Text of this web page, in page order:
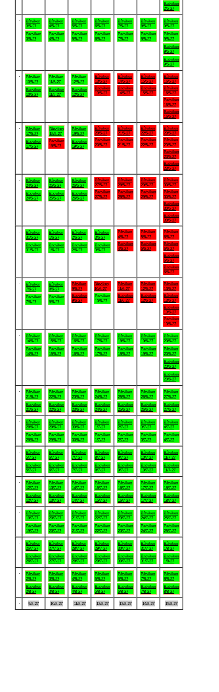
Badviken
2/5-27
Båtviken
3/5-27
Badviken
3/5-27
Båtviken
4/5-27
Badviken
4/5-27
Båtviken
5/5-27
Badviken
5/5-27
Båtviken
6/5-27
Badviken
6/5-27
Båtviken
7/5-27
Badviken
7/5-27
Båtviken
8/5-27
Badviken
8/5-27
Båtviken
9/5-27
Båtviken
9/5-27
Badviken
9/5-27
Badviken
9/5-27
Båtviken
10/5-27
Badviken
10/5-27
Båtviken
11/5-27
Badviken
11/5-27
Båtviken
12/5-27
Badviken
12/5-27
Båtviken
13/5-27
Badviken
13/5-27
Båtviken
14/5-27
Badviken
14/5-27
Båtviken
15/5-27
Badviken
15/5-27
Båtviken
16/5-27
Båtviken
16/5-27
Badviken
16/5-27
Badviken
16/5-27
Båtviken
17/5-27
Badviken
17/5-27
Båtviken
18/5-27
Badviken
18/5-27
Båtviken
19/5-27
Badviken
19/5-27
Båtviken
20/5-27
Badviken
20/5-27
Båtviken
21/5-27
Badviken
21/5-27
Båtviken
22/5-27
Badviken
22/5-27
Båtviken
23/5-27
Båtviken
23/5-27
Badviken
23/5-27
Badviken
23/5-27
Båtviken
24/5-27
Badviken
24/5-27
Båtviken
25/5-27
Badviken
25/5-27
Båtviken
26/5-27
Badviken
26/5-27
Båtviken
27/5-27
Badviken
27/5-27
Båtviken
28/5-27
Badviken
28/5-27
Båtviken
29/5-27
Badviken
29/5-27
Båtviken
30/5-27
Båtviken
30/5-27
Badviken
30/5-27
Badviken
30/5-27
Båtviken
31/5-27
Badviken
31/5-27
Båtviken
1/6-27
Badviken
1/6-27
Båtviken
2/6-27
Badviken
2/6-27
Båtviken
3/6-27
Badviken
3/6-27
Båtviken
4/6-27
Badviken
4/6-27
Båtviken
5/6-27
Badviken
5/6-27
Båtviken
6/6-27
Båtviken
6/6-27
Badviken
6/6-27
Badviken
6/6-27
Båtviken
7/6-27
Badviken
7/6-27
Båtviken
8/6-27
Badviken
8/6-27
Båtviken
9/6-27
Badviken
9/6-27
Båtviken
10/6-27
Badviken
10/6-27
Båtviken
11/6-27
Badviken
11/6-27
Båtviken
12/6-27
Badviken
12/6-27
Båtviken
13/6-27
Båtviken
13/6-27
Badviken
13/6-27
Badviken
13/6-27
Båtviken
14/6-27
Badviken
14/6-27
Båtviken
15/6-27
Badviken
15/6-27
Båtviken
16/6-27
Badviken
16/6-27
Båtviken
17/6-27
Badviken
17/6-27
Båtviken
18/6-27
Badviken
18/6-27
Båtviken
19/6-27
Badviken
19/6-27
Båtviken
20/6-27
Båtviken
20/6-27
Badviken
20/6-27
Badviken
20/6-27
Båtviken
21/6-27
Badviken
21/6-27
Båtviken
22/6-27
Badviken
22/6-27
Båtviken
23/6-27
Badviken
23/6-27
Båtviken
24/6-27
Badviken
24/6-27
Båtviken
25/6-27
Badviken
25/6-27
Båtviken
26/6-27
Badviken
26/6-27
Båtviken
27/6-27
Badviken
27/6-27
Båtviken
28/6-27
Badviken
28/6-27
Båtviken
29/6-27
Badviken
29/6-27
Båtviken
30/6-27
Badviken
30/6-27
Båtviken
1/7-27
Badviken
1/7-27
Båtviken
2/7-27
Badviken
2/7-27
Båtviken
3/7-27
Badviken
3/7-27
Båtviken
4/7-27
Badviken
4/7-27
Båtviken
5/7-27
Badviken
5/7-27
Båtviken
6/7-27
Badviken
6/7-27
Båtviken
7/7-27
Badviken
7/7-27
Båtviken
8/7-27
Badviken
8/7-27
Båtviken
9/7-27
Badviken
9/7-27
Båtviken
10/7-27
Badviken
10/7-27
Båtviken
11/7-27
Badviken
11/7-27
Båtviken
12/7-27
Badviken
12/7-27
Båtviken
13/7-27
Badviken
13/7-27
Båtviken
14/7-27
Badviken
14/7-27
Båtviken
15/7-27
Badviken
15/7-27
Båtviken
16/7-27
Badviken
16/7-27
Båtviken
17/7-27
Badviken
17/7-27
Båtviken
18/7-27
Badviken
18/7-27
Båtviken
19/7-27
Badviken
19/7-27
Båtviken
20/7-27
Badviken
20/7-27
Båtviken
21/7-27
Badviken
21/7-27
Båtviken
22/7-27
Badviken
22/7-27
Båtviken
23/7-27
Badviken
23/7-27
Båtviken
24/7-27
Badviken
24/7-27
Båtviken
25/7-27
Badviken
25/7-27
Båtviken
26/7-27
Badviken
26/7-27
Båtviken
27/7-27
Badviken
27/7-27
Båtviken
28/7-27
Badviken
28/7-27
Båtviken
29/7-27
Badviken
29/7-27
Båtviken
30/7-27
Badviken
30/7-27
Båtviken
31/7-27
Badviken
31/7-27
Båtviken
1/8-27
Badviken
1/8-27
Båtviken
2/8-27
Badviken
2/8-27
Båtviken
3/8-27
Badviken
3/8-27
Båtviken
4/8-27
Badviken
4/8-27
Båtviken
5/8-27
Badviken
5/8-27
Båtviken
6/8-27
Badviken
6/8-27
Båtviken
7/8-27
Badviken
7/8-27
Båtviken
8/8-27
Badviken
8/8-27
9/8-27 10/8-27 11/8-27 12/8-27 13/8-27 14/8-27 15/8-27